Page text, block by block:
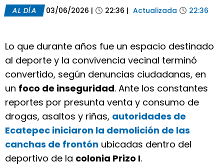
AL DÍA 03/06/2026 | 22:36 | Actualizada 22:36
Lo que durante años fue un espacio destinado
al deporte y la convivencia vecinal terminó
convertido, según denuncias ciudadanas, en
un foco de inseguridad. Ante los constantes
reportes por presunta venta y consumo de
drogas, asaltos y riñas, autoridades de
Ecatepec iniciaron la demolición de las
canchas de frontón ubicadas dentro del
deportivo de la colonia Prizo I.